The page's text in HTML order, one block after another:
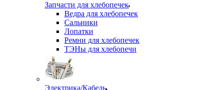
Запчасти для хлебопечек
Ведра для хлебопечек
Сальники
Лопатки
Ремни для хлебопечек
ТЭНы для хлебопечи
Электрика/Кабель